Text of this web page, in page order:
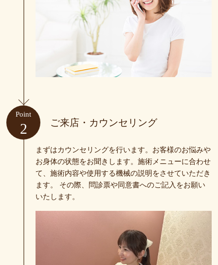
フェイシャル
ホワイトニング
クーポン一覧
Point
2 ご来店・カウンセリング
まずはカウンセリングを行います。お客様のお悩みや
お身体の状態をお聞きします。施術メニューに合わせ
て、施術内容や使用する機械の説明をさせていただき
ます。 その際、問診票や同意書へのご記入をお願い
いたします。